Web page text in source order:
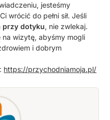
jesteśmy
wrócić do pełni sił. Jeśli
przy dotyku, nie zwlekaj.
na wizytę, abyśmy mogli
i dobrym
https://przychodniamoja.pl/